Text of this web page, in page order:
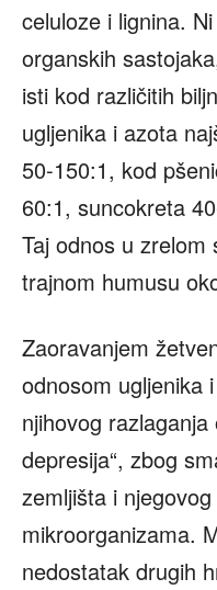
celuloze i lignina.
organskih
isti kod različitih
ugljenika i azota
50-150:1, kod
60:1, suncokreta
Taj odnos u
trajnom humusu
Zaoravanjem
odnosom ugljenika
njihovog
depresija“, zbog
zemljišta i
mikroorganizama.
nedostatak drugih